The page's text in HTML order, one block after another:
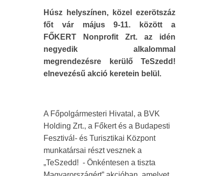
Húsz helyszínen, közel ezerötszáz
főt vár május 9-11. között a
FŐKERT Nonprofit Zrt. az idén
negyedik alkalommal
megrendezésre kerülő TeSzedd!
elnevezésű akció keretein belül.
A Főpolgármesteri Hivatal, a BVK
Holding Zrt., a Főkert és a Budapesti
Fesztivál- és Turisztikai Központ
munkatársai részt vesznek a
„TeSzedd! - Önkéntesen a tiszta